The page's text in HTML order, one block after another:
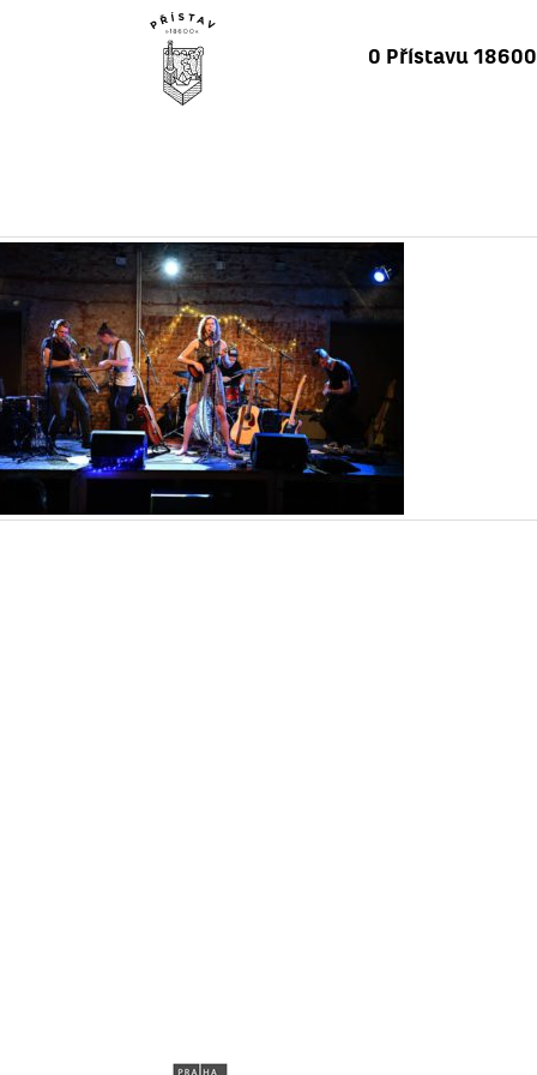
O Přístavu 18600